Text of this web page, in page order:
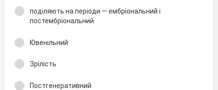
поділяють на періоди — ембріональний і
постембріональний
Ювенільний
Зрілість
Постгенеративний